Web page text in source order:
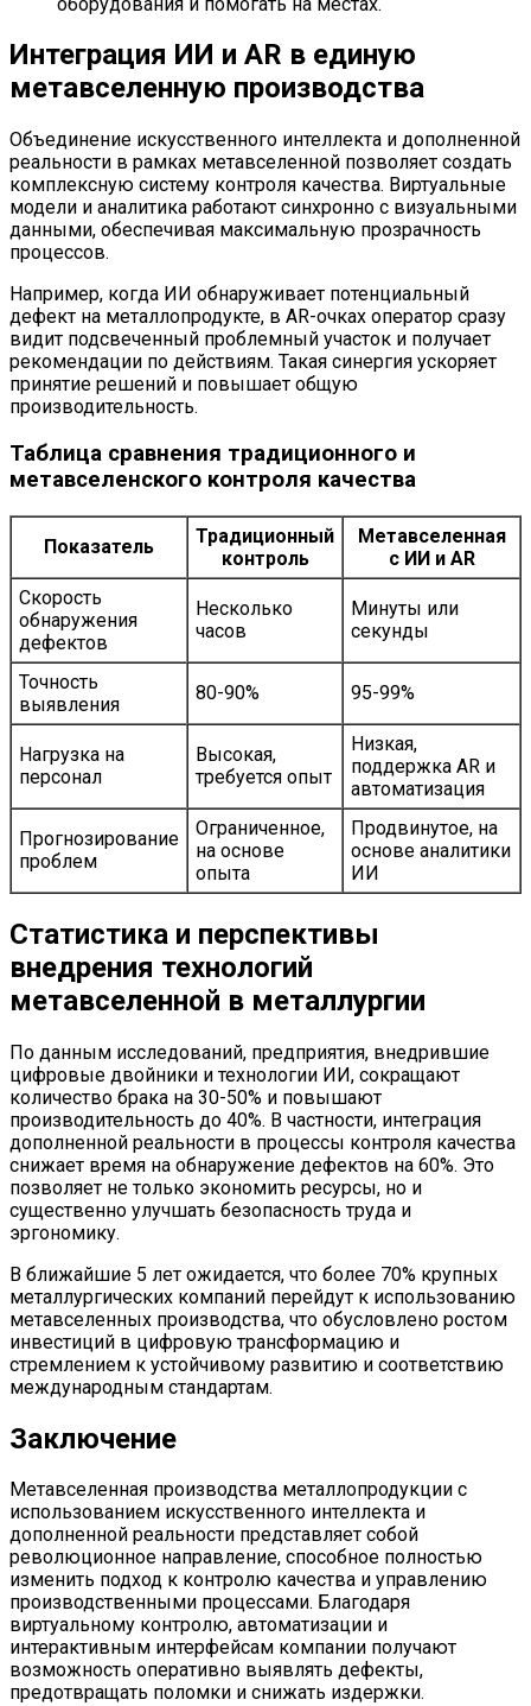
Интеграция ИИ и AR в единую
метавселенную производства
Объединение искусственного интеллекта и дополненной
реальности в рамках метавселенной позволяет создать
комплексную систему контроля качества. Виртуальные
модели и аналитика работают синхронно с визуальными
данными, обеспечивая максимальную прозрачность
процессов.
Например, когда ИИ обнаруживает потенциальный
дефект на металлопродукте, в AR-очках оператор сразу
видит подсвеченный проблемный участок и получает
рекомендации по действиям. Такая синергия ускоряет
принятие решений и повышает общую
производительность.
Таблица сравнения традиционного и
метавселенского контроля качества
Показатель
Традиционный
контроль
Метавселенная
с ИИ и AR
Скорость
обнаружения
дефектов
Несколько
часов
Минуты или
секунды
Точность
выявления
80-90% 95-99%
Нагрузка на
персонал
Высокая,
требуется опыт
Низкая,
поддержка AR и
автоматизация
Прогнозирование
проблем
Ограниченное,
на основе
опыта
Продвинутое, на
основе аналитики
ИИ
Статистика и перспективы
внедрения технологий
метавселенной в металлургии
По данным исследований, предприятия, внедрившие
цифровые двойники и технологии ИИ, сокращают
количество брака на 30-50% и повышают
производительность до 40%. В частности, интеграция
дополненной реальности в процессы контроля качества
снижает время на обнаружение дефектов на 60%. Это
позволяет не только экономить ресурсы, но и
существенно улучшать безопасность труда и
эргономику.
В ближайшие 5 лет ожидается, что более 70% крупных
металлургических компаний перейдут к использованию
метавселенных производства, что обусловлено ростом
инвестиций в цифровую трансформацию и
стремлением к устойчивому развитию и соответствию
международным стандартам.
Заключение
Метавселенная производства металлопродукции с
использованием искусственного интеллекта и
дополненной реальности представляет собой
революционное направление, способное полностью
изменить подход к контролю качества и управлению
производственными процессами. Благодаря
виртуальному контролю, автоматизации и
интерактивным интерфейсам компании получают
возможность оперативно выявлять дефекты,
предотвращать поломки и снижать издержки.